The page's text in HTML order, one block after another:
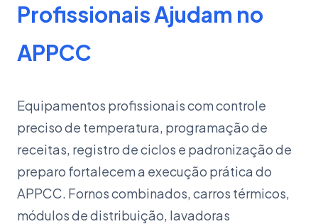
Profissionais Ajudam no
APPCC
Equipamentos profissionais com controle
preciso de temperatura, programação de
receitas, registro de ciclos e padronização de
preparo fortalecem a execução prática do
APPCC. Fornos combinados, carros térmicos,
módulos de distribuição, lavadoras